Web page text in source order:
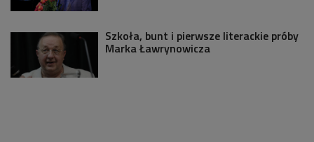
Szkoła, bunt i pierwsze literackie próby
Marka Ławrynowicza